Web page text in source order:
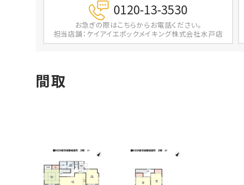
0120-13-3530
お急ぎの際はこちらからお電話ください。
担当店舗：ケイアイエポックメイキング株式会社水戸店
間取